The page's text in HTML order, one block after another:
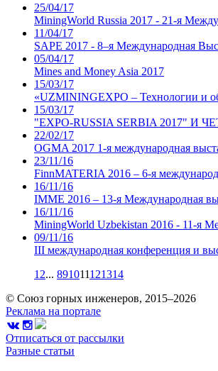
25/04/17
MiningWorld Russia 2017 - 21-я
11/04/17
SAPE 2017 - 8–я Международная
05/04/17
Mines and Money Asia 2017
15/03/17
«UZMININGEXPO – Технологии и
15/03/17
"EXPO-RUSSIA SERBIA 2017"
22/02/17
OGMA 2017 1-я международная
23/11/16
FinnMATERIA 2016 – 6-я
16/11/16
IMME 2016 – 13-я Международная
16/11/16
MiningWorld Uzbekistan 2016 - 11-я
09/11/16
III международная конференция и
1 2... 891011121314
© Союз горных инженеров, 2015–2026
Реклама на портале
Отписаться от рассылки
Разные статьи